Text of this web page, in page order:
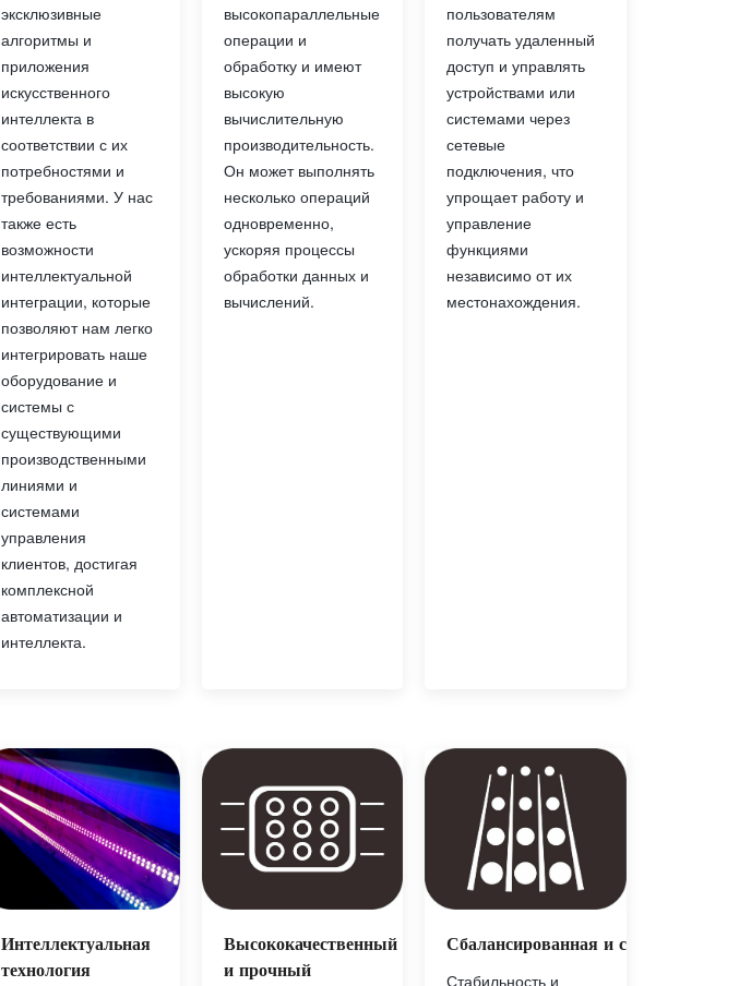
эксклюзивные
алгоритмы и
приложения
искусственного
интеллекта в
соответствии с их
потребностями и
требованиями. У нас
также есть
возможности
интеллектуальной
интеграции, которые
позволяют нам легко
интегрировать наше
оборудование и
системы с
существующими
производственными
линиями и
системами
управления
клиентов, достигая
комплексной
автоматизации и
интеллекта.
высокопараллельные
операции и
обработку и имеют
высокую
вычислительную
производительность.
Он может выполнять
несколько операций
одновременно,
ускоряя процессы
обработки данных и
вычислений.
пользователям
получать удаленный
доступ и управлять
устройствами или
системами через
сетевые
подключения, что
упрощает работу и
управление
функциями
независимо от их
местонахождения.
Интеллектуальная
технология
Высококачественный
и прочный
Сбалансированная и стабильная
Стабильность и